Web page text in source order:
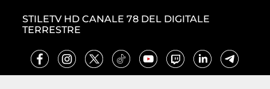
STILETV HD CANALE 78 DEL DIGITALE
TERRESTRE